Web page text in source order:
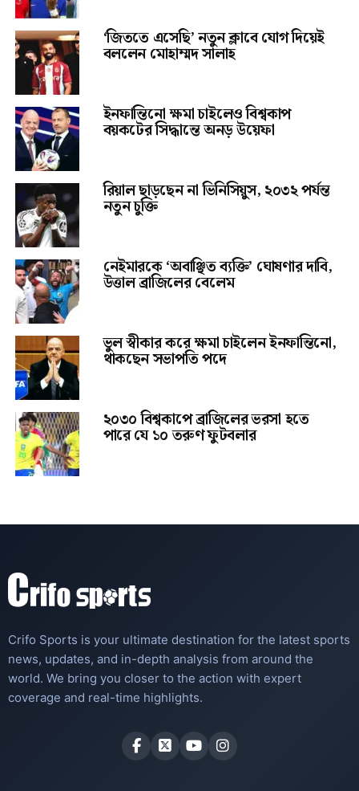
‘জিততে এসেছি’ নতুন ক্লাবে যোগ দিয়েই
বললেন মোহাম্মদ সালাহ
ইনফান্তিনো ক্ষমা চাইলেও বিশ্বকাপ
বয়কটের সিদ্ধান্তে অনড় উয়েফা
রিয়াল ছাড়ছেন না ভিনিসিয়ুস, ২০৩২ পর্যন্ত
নতুন চুক্তি
নেইমারকে ‘অবাঞ্ছিত ব্যক্তি’ ঘোষণার দাবি,
উত্তাল ব্রাজিলের বেলেম
ভুল স্বীকার করে ক্ষমা চাইলেন ইনফান্তিনো,
থাকছেন সভাপতি পদে
২০৩০ বিশ্বকাপে ব্রাজিলের ভরসা হতে
পারে যে ১০ তরুণ ফুটবলার
Crifo Sports is your ultimate destination for the latest sports
news, updates, and in-depth analysis from around the
world. We bring you closer to the action with expert
coverage and real-time highlights.